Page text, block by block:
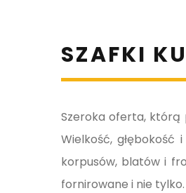
SZAFKI
Szeroka oferta, którą
Wielkość,
korpusów, blatów i
fornirowane i nie